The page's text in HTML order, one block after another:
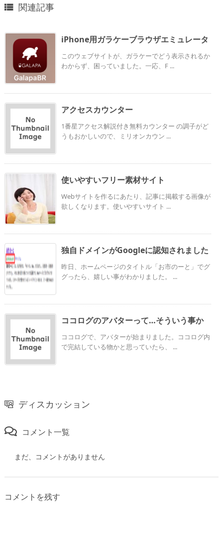
 関連記事
iPhone用ガラケーブラウザエミュレータ
このウェブサイトが、ガラケーでどう表示されるか
わからず、困っていました。一応、F ...
アクセスカウンター
1番星アクセス解説付き無料カウンター の調子がど
うもおかしいので、ミリオンカウン ...
使いやすいフリー素材サイト
Webサイトを作るにあたり、記事に掲載する画像が
欲しくなります。使いやすいサイト ...
独自ドメインがGoogleに認知されました
昨日、ホームページのタイトル「お市のーと」でグ
グったら、嬉しい事がわかりました。 ...
ココログのアバターって…そういう事か
ココログで、アバターが始まりました。ココログ内
で完結している物かと思っていたら、 ...
ディスカッション
コメント一覧
まだ、コメントがありません
コメントを残す